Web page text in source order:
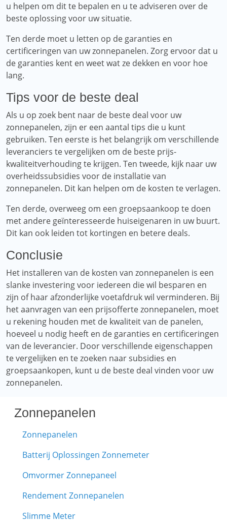
u helpen om dit te bepalen en u te adviseren over de
beste oplossing voor uw situatie.
Ten derde moet u letten op de garanties en
certificeringen van uw zonnepanelen. Zorg ervoor dat u
de garanties kent en weet wat ze dekken en voor hoe
lang.
Tips voor de beste deal
Als u op zoek bent naar de beste deal voor uw
zonnepanelen, zijn er een aantal tips die u kunt
gebruiken. Ten eerste is het belangrijk om verschillende
leveranciers te vergelijken om de beste prijs-
kwaliteitverhouding te krijgen. Ten tweede, kijk naar uw
overheidssubsidies voor de installatie van
zonnepanelen. Dit kan helpen om de kosten te verlagen.
Ten derde, overweeg om een ​​groepsaankoop te doen
met andere geïnteresseerde huiseigenaren in uw buurt.
Dit kan ook leiden tot kortingen en betere deals.
Conclusie
Het installeren van de kosten van zonnepanelen is een
slanke investering voor iedereen die wil besparen en
zijn of haar afzonderlijke voetafdruk wil verminderen. Bij
het aanvragen van een prijsofferte zonnepanelen, moet
u rekening houden met de kwaliteit van de panelen,
hoeveel u nodig heeft en de garanties en certificeringen
van de leverancier. Door verschillende eigenschappen
te vergelijken en te zoeken naar subsidies en
groepsaankopen, kunt u de beste deal vinden voor uw
zonnepanelen.
Zonnepanelen
Zonnepanelen
Batterij Oplossingen Zonnemeter
Omvormer Zonnepaneel
Rendement Zonnepanelen
Slimme Meter